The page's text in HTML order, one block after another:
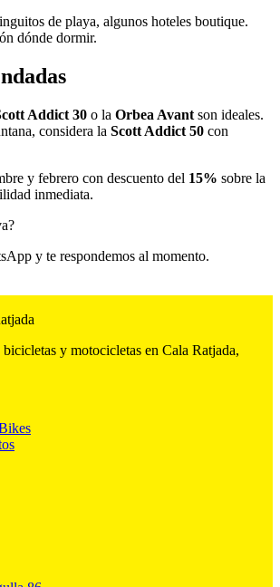
de playa, algunos hoteles boutique.
dónde dormir.
Addict 30 o la Orbea Avant son ideales.
considera la Scott Addict 50 con
y febrero con descuento del 15% sobre la
inmediata.
y te respondemos al momento.
y motocicletas en Cala Ratjada,